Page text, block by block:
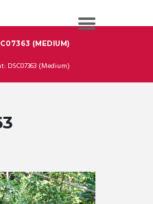
(MEDIUM)
DSC07363 (Medium)